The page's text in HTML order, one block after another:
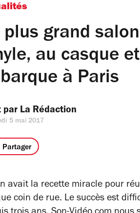
plus grand
au casque
à Paris
par La Rédaction
5 mai 2017
Partager
avait la recette miracle pour
coin de rue. Le succès est